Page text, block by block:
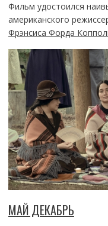
Фильм удостоился
американского
Фрэнсиса Форда
МАЙ ДЕКАБРЬ